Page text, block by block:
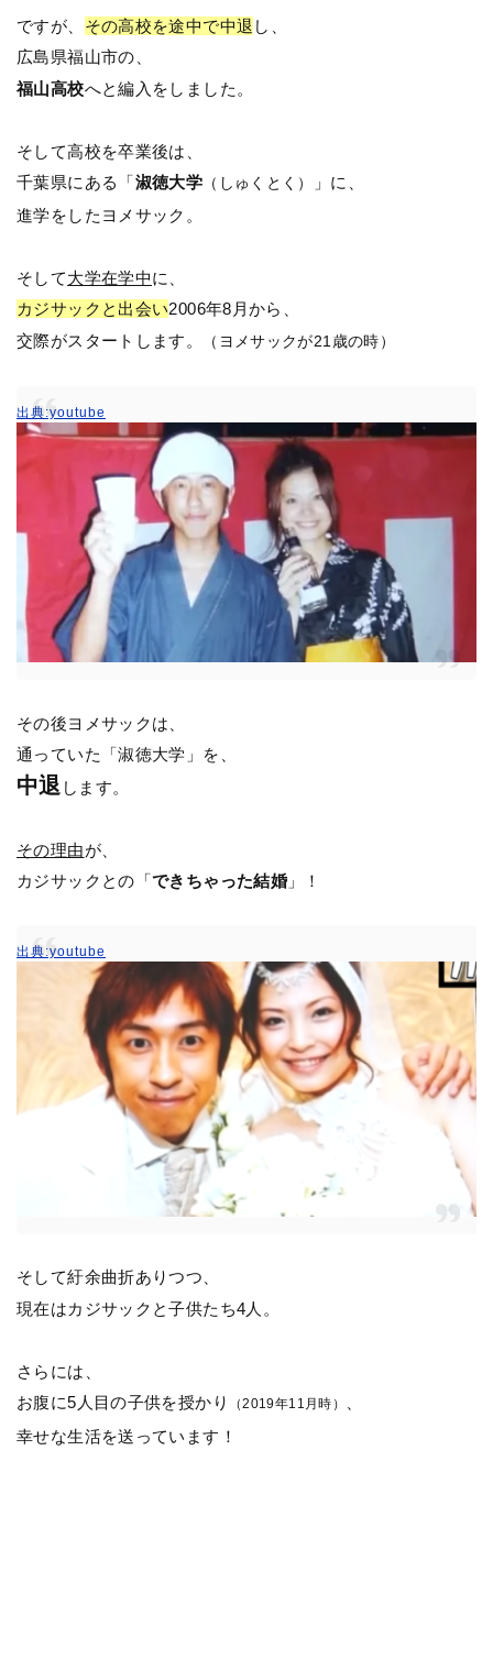
ですが、 その高校を途中で中退 し、
広島県福山市の、
福山高校へと編入をしました。
そして高校を卒業後は、
千葉県にある「淑徳大学 （しゅくとく）
」に、
進学をしたヨメサック。
そして大学在学中に、
カジサックと出会い2006年8月から、
交際がスタートします。
（ヨメサックが21歳の時）
出典:youtube
その後ヨメサックは、
通っていた「淑徳大学」を、
中退 します。
その理由が、
カジサックとの「できちゃった結婚 」！
出典:youtube
そして紆余曲折ありつつ、
現在はカジサックと子供たち4人。
さらには、
お腹に5人目の子供を授かり
（2019年11月時）
幸せな生活を送っています！